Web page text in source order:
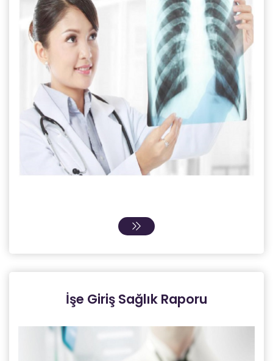
İşe Giriş Sağlık Raporu